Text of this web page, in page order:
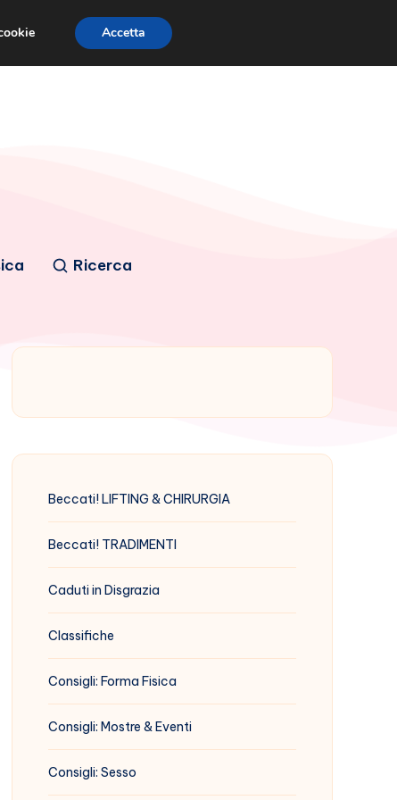
Ricerca
Beccati! LIFTING & CHIRURGIA
Beccati! TRADIMENTI
Caduti in Disgrazia
Classifiche
Consigli: Forma Fisica
Consigli: Mostre & Eventi
Consigli: Sesso
Accetta